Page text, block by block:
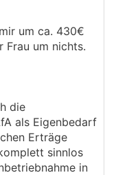
um ca. 430€
Frau um nichts.
die
als Eigenbedarf
Erträge
sinnlos
in